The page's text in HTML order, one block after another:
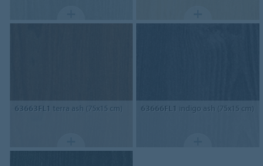
63663FL1 terra ash (75x15 cm) 63666FL1 indigo ash (75x15 cm)